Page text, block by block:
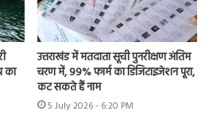
का
उत्तराखंड में मतदाता सूची पुनरीक्षण अंतिम
चरण में, 99% फार्म का डिजिटाइजेशन पूरा,
कट सकते हैं नाम
5 July 2026 - 6:20 PM